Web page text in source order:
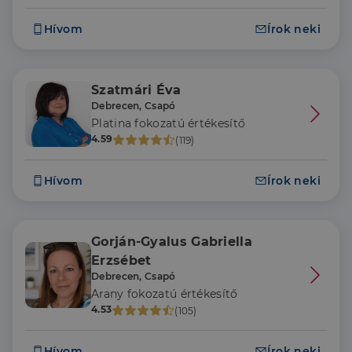
Hívom Írok neki
Szatmári Éva
Debrecen, Csapó
Platina fokozatú értékesítő
4.59 (119)
Hívom Írok neki
Gorján-Gyalus Gabriella
Erzsébet
Debrecen, Csapó
Arany fokozatú értékesítő
4.53 (105)